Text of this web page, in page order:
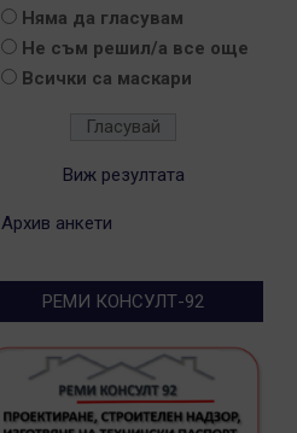
Няма да гласувам
Не съм решил/а все още
Всички са маскари
Виж резултата
Архив анкети
РЕМИ КОНСУЛТ-92